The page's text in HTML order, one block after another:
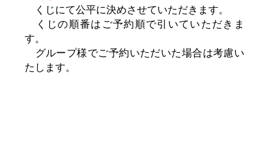
くじにて公平に決めさせていただきます。
くじの順番はご予約順で引いていただきま
す。
グループ様でご予約いただいた場合は考慮い
たします。